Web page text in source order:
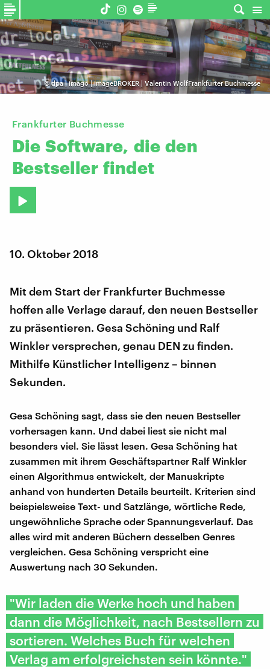
©dpa | imago | imageBROKER | Valentin WolfFrankfurter Buchmesse
Frankfurter Buchmesse
Die Software, die den
Bestseller findet
10. Oktober 2018
Mit dem Start der Frankfurter Buchmesse
hoffen alle Verlage darauf, den neuen Bestseller
zu präsentieren. Gesa Schöning und Ralf
Winkler versprechen, genau DEN zu finden.
Mithilfe Künstlicher Intelligenz – binnen
Sekunden.
Gesa Schöning sagt, dass sie den neuen Bestseller
vorhersagen kann. Und dabei liest sie nicht mal
besonders viel. Sie lässt lesen. Gesa Schöning hat
zusammen mit ihrem Geschäftspartner Ralf Winkler
einen Algorithmus entwickelt, der Manuskripte
anhand von hunderten Details beurteilt. Kriterien sind
beispielsweise Text- und Satzlänge, wörtliche Rede,
ungewöhnliche Sprache oder Spannungsverlauf. Das
alles wird mit anderen Büchern desselben Genres
vergleichen. Gesa Schöning verspricht eine
Auswertung nach 30 Sekunden.
"Wir laden die Werke hoch und haben
dann die Möglichkeit, nach Bestsellern zu
sortieren. Welches Buch für welchen
Verlag am erfolgreichsten sein könnte."